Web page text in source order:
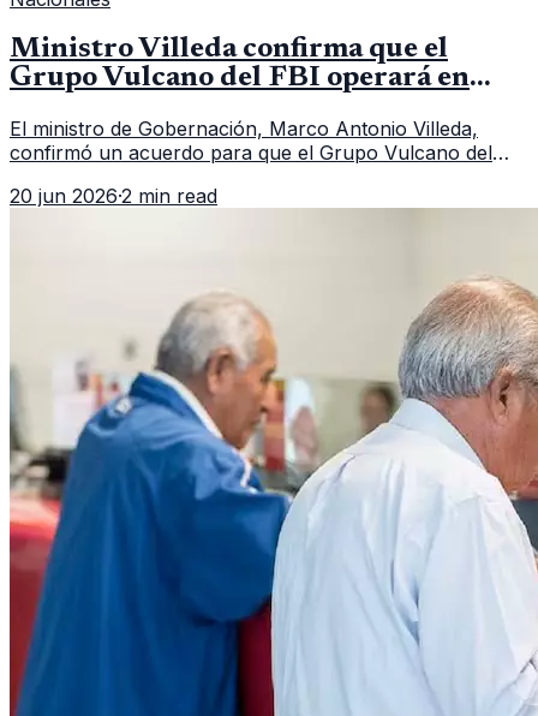
Ministro Villeda confirma que el
Grupo Vulcano del FBI operará en
El ministro de Gobernación, Marco Antonio Villeda,
confirmó un acuerdo para que el Grupo Vulcano del
fallido con la administración anterior del Ministerio
20 jun 2026·2 min read